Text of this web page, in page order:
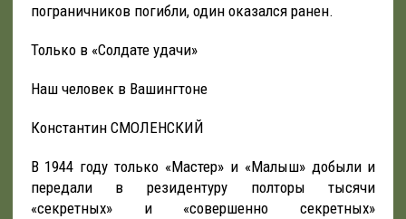
пограничников погибли, один оказался ранен.
Только в «Солдате удачи»
Наш человек в Вашингтоне
Константин СМОЛЕНСКИЙ
В 1944 году только «Мастер» и «Малыш» добыли и
передали в резидентуру полторы тысячи
«секретных» и «совершенно секретных»